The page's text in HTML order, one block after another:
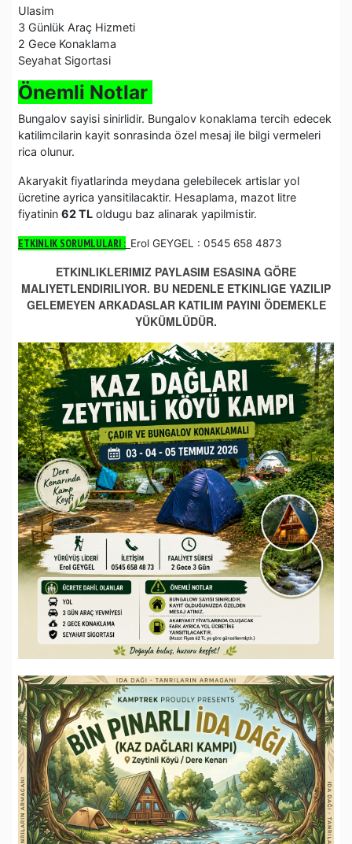
Ulasim
3 Günlük Araç Hizmeti
2 Gece Konaklama
Seyahat Sigortasi
Önemli Notlar
Bungalov sayisi sinirlidir. Bungalov konaklama tercih edecek
katilimcilarin kayit sonrasinda özel mesaj ile bilgi vermeleri
rica olunur.
Akaryakit fiyatlarinda meydana gelebilecek artislar yol
ücretine ayrica yansitilacaktir. Hesaplama, mazot litre
fiyatinin 62 TL oldugu baz alinarak yapilmistir.
ETKINLIK SORUMLULARI : Erol GEYGEL : 0545 658 4873
ETKINLIKLERIMIZ PAYLASIM ESASINA GÖRE
MALIYETLENDIRILIYOR. BU NEDENLE ETKINLIGE YAZILIP
GELEMEYEN ARKADASLAR KATILIM PAYINI ÖDEMEKLE
YÜKÜMLÜDÜR.